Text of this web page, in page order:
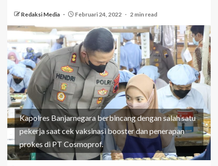
Redaksi Media Februari 24, 2022 2 min read
Kapolres Banjarnegara berbincang dengan salah satu
pekerja saat cek vaksinasi booster dan penerapan
prokes di PT Cosmoprof.